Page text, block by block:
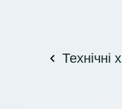
Технічні